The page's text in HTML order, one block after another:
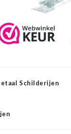
Schilderijen